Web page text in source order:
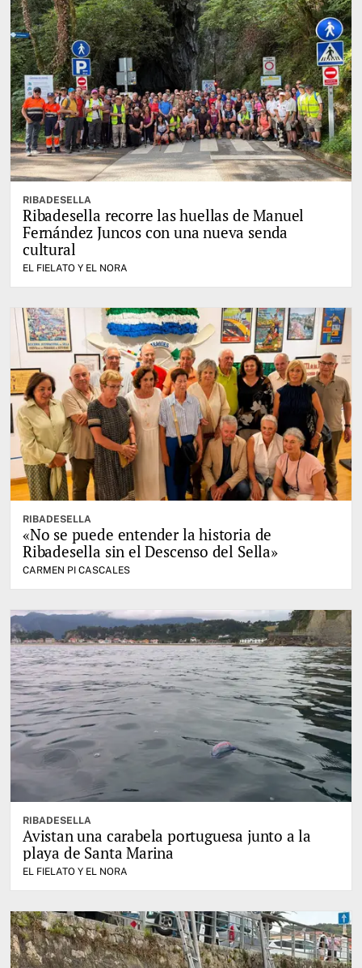
RIBADESELLA
Ribadesella recorre las huellas de Manuel
Fernández Juncos con una nueva senda
cultural
EL FIELATO Y EL NORA
RIBADESELLA
«No se puede entender la historia de
Ribadesella sin el Descenso del Sella»
CARMEN PI CASCALES
RIBADESELLA
Avistan una carabela portuguesa junto a la
playa de Santa Marina
EL FIELATO Y EL NORA